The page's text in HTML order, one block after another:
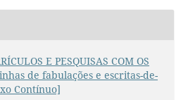
E PESQUISAS COM OS
de fabulações e escritas-de-
Contínuo]